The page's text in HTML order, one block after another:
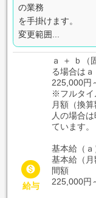
の業務
を手掛けます。
変更範囲...

給与
ａ ＋ ｂ（
る場合はａ
225,000円
※フルタイ
月額（換
人の場合
ています。
基本給（ａ
基本給（
間額
225,000円